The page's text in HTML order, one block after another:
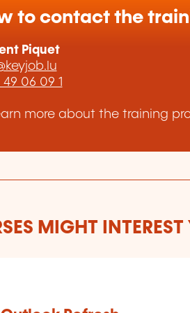
to contact the
Piquet
49 06 09 1
more about the training
MIGHT INTEREST